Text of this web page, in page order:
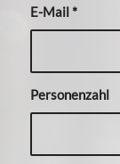
E-Mail*
Personenzahl